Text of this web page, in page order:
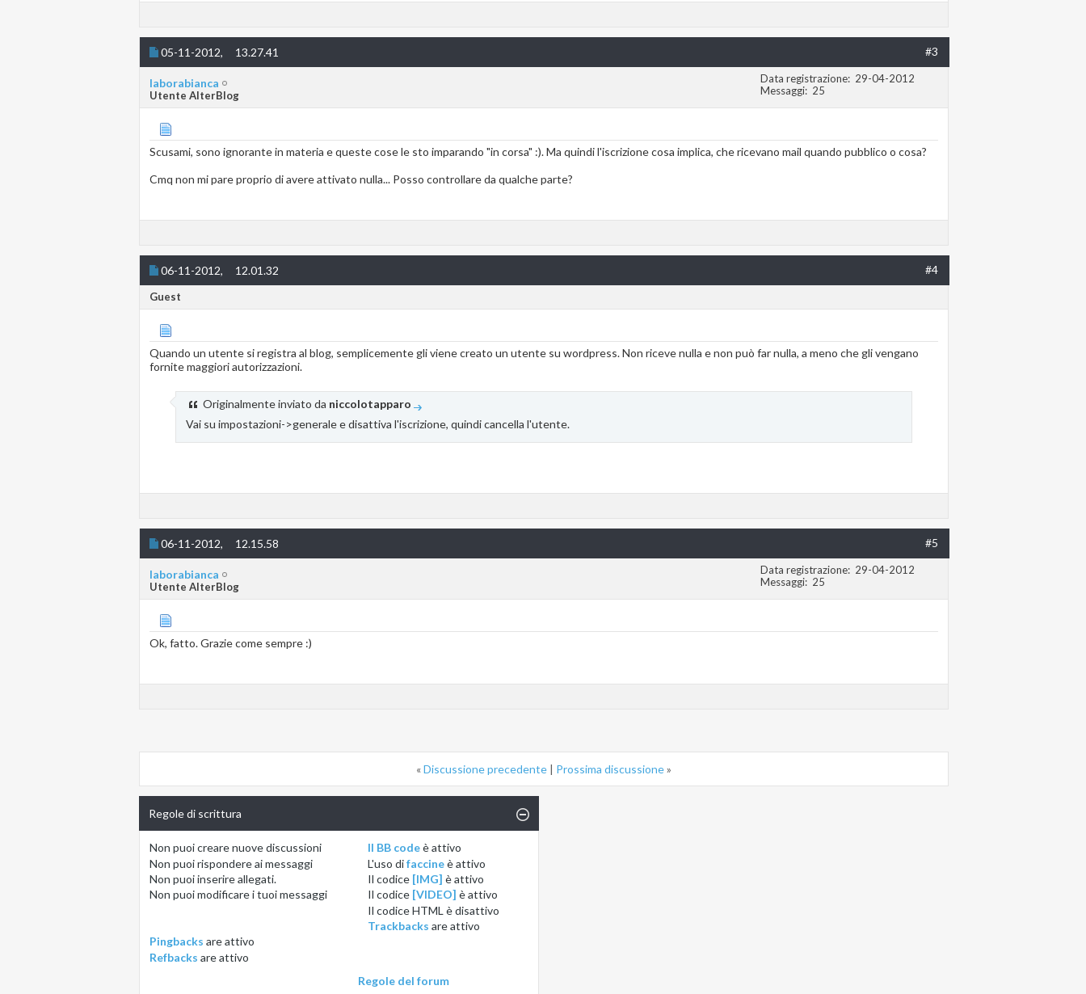
05-11-2012, 13.27.41 #3
laborabianca
Utente AlterBlog
Data registrazione
29-04-2012
Messaggi
25
Scusami, sono ignorante in materia e queste cose le sto imparando "in corsa" :). Ma quindi l'iscrizione cosa implica, che ricevano mail quando pubblico o cosa?
Cmq non mi pare proprio di avere attivato nulla... Posso controllare da qualche parte?
06-11-2012, 12.01.32 #4
Guest
Quando un utente si registra al blog, semplicemente gli viene creato un utente su wordpress. Non riceve nulla e non può far nulla, a meno che gli vengano
fornite maggiori autorizzazioni.
Originalmente inviato da niccolotapparo
Vai su impostazioni->generale e disattiva l'iscrizione, quindi cancella l'utente.
06-11-2012, 12.15.58 #5
laborabianca
Utente AlterBlog
Data registrazione
29-04-2012
Messaggi
25
Ok, fatto. Grazie come sempre :)
«Discussione precedente | Prossima discussione»
Regole di scrittura
Non puoicreare nuove discussioni
Non puoirispondere ai messaggi
Non puoiinserire allegati.
Non puoimodificare i tuoi messaggi
Il BB codeèattivo
L'uso difaccineèattivo
Il codice [IMG] èattivo
Il codice [VIDEO] èattivo
Il codice HTML èdisattivo
Trackbacks areattivo
Pingbacks areattivo
Refbacks areattivo
Regole del forum